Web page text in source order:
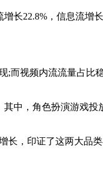
22.8%，信息流增长
而视频内流流量占比
中，角色扮演游戏投
，印证了这两大品